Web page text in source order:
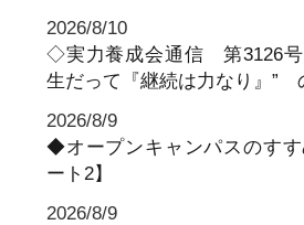
2026/8/10
◇実力養成会通信 第3126
生だって『継続は力なり』”
2026/8/9
◆オープンキャンパスのす
ート2】
2026/8/9